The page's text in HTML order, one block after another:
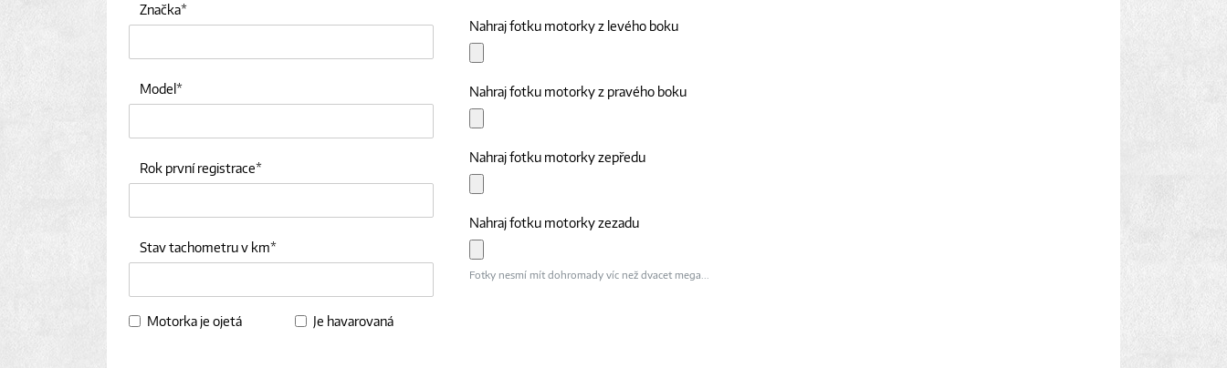
Značka
Model
Rok první registrace
Stav tachometru v km
Motorka je ojetá Je havarovaná
Nahraj fotku motorky z levého boku
Nahraj fotku motorky z pravého boku
Nahraj fotku motorky zepředu
Nahraj fotku motorky zezadu
Fotky nesmí mít dohromady víc než dvacet mega...